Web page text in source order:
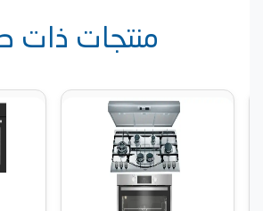
منتجات ذات